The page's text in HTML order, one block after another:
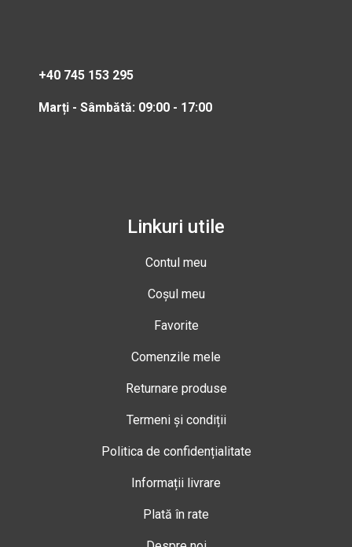
+40 745 153 295
Marți - Sâmbătă: 09:00 - 17:00
Linkuri utile
Contul meu
Coșul meu
Favorite
Comenzile mele
Returnare produse
Termeni și condiții
Politica de confidențialitate
Informații livrare
Plată în rate